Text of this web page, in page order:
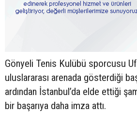
Gönyeli Tenis Kulübü sporcusu
uluslararası arenada gösterdiği
ardından İstanbul’da elde ettiği
bir başarıya daha imza attı.